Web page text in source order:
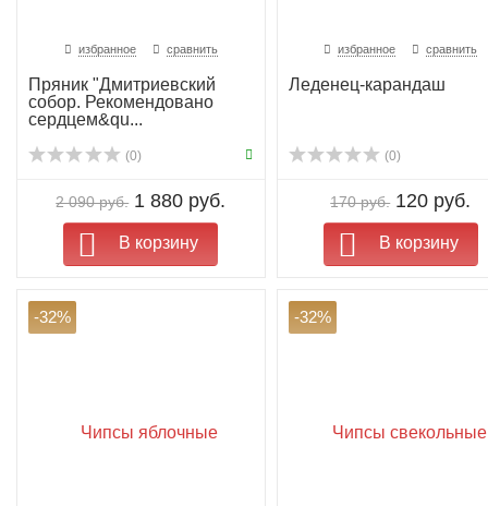
избранное сравнить
Пряник "Дмитриевский
собор. Рекомендовано
сердцем&qu...
(0)
2 090 руб. 1 880 руб.
В корзину
избранное сравнить
Леденец-карандаш
(0)
170 руб. 120 руб.
В корзину
-32% -32%